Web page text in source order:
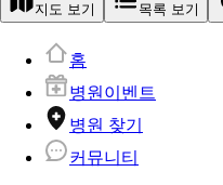
지도 보기 목록 보기
홈
병원이벤트
병원 찾기
커뮤니티